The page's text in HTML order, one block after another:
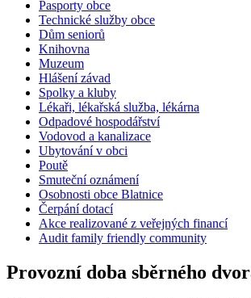
Pasporty obce
Technické služby obce
Dům seniorů
Knihovna
Muzeum
Hlášení závad
Spolky a kluby
Lékaři, lékařská služba, lékárna
Odpadové hospodářství
Vodovod a kanalizace
Ubytování v obci
Poutě
Smuteční oznámení
Osobnosti obce Blatnice
Čerpání dotací
Akce realizované z veřejných financí
Audit family friendly community
Provozní doba sběrného